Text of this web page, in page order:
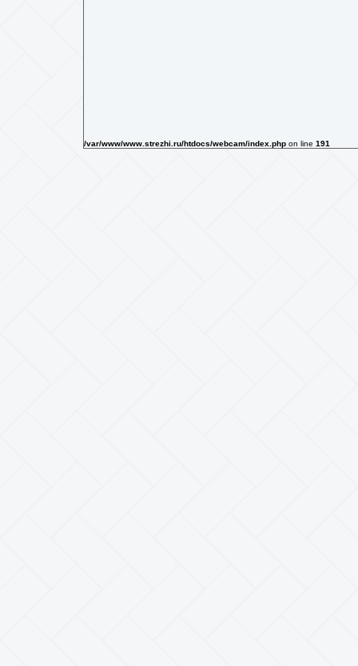
/var/www/www.strezhi.ru/htdocs/webcam/index.php on line 191